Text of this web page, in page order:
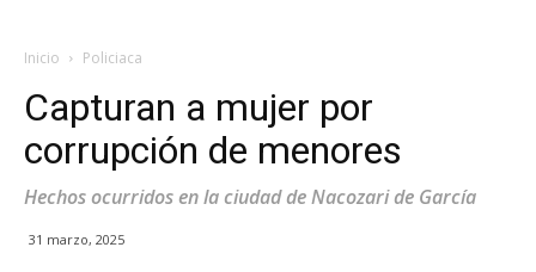
Inicio Policiaca
Capturan a mujer por
corrupción de menores
Hechos ocurridos en la ciudad de Nacozari de García
31 marzo, 2025